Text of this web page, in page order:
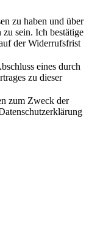
zu haben und über
sein. Ich bestätige
der Widerrufsfrist
eines durch
zu dieser
zum Zweck der